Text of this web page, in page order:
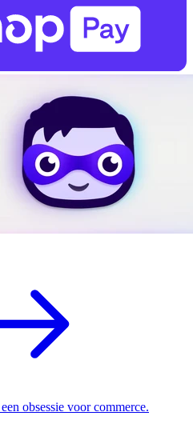
obsessie voor commerce.